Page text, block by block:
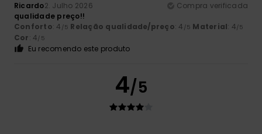
Ricardo2. Julho 2026
Compra verificada
qualidade preço!!
Conforto: 4 /5 Relação qualidade/preço: 4 /5 Material: 4/5
Cor: 4/5
Eu recomendo este produto
4/5